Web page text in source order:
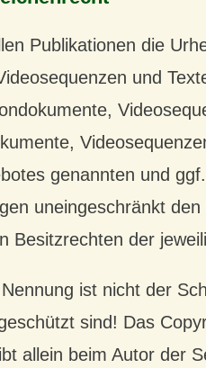
Publikationen die
und
genannten und
uneingeschränkt
Besitzrechten der
ist nicht der
sind! Das
allein beim Autor der